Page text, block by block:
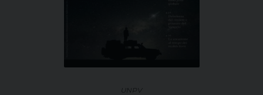
UNPV